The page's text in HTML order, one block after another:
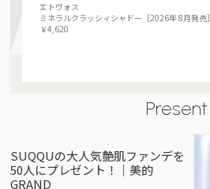
エトヴォス
ミネラルクラッシィシャドー［2026年 8月発売］
￥4,620
Present
SUQQUの大人気艶肌ファンデを
50人にプレゼント！｜美的
GRAND